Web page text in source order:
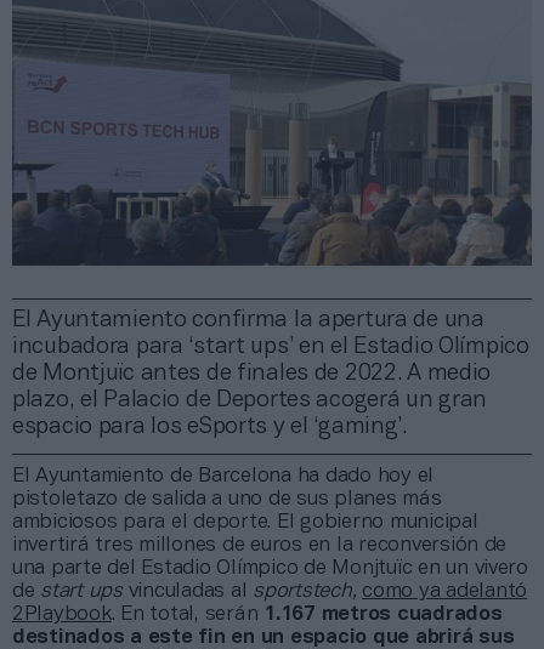
El Ayuntamiento confirma la apertura de una
incubadora para ‘start ups’ en el Estadio Olímpico
de Montjuïc antes de finales de 2022. A medio
plazo, el Palacio de Deportes acogerá un gran
espacio para los eSports y el ‘gaming’.
El Ayuntamiento de Barcelona ha dado hoy el
pistoletazo de salida a uno de sus planes más
ambiciosos para el deporte. El gobierno municipal
invertirá tres millones de euros en la reconversión de
una parte del Estadio Olímpico de Monjtuïc en un vivero
de start upsvinculadas al sportstech, como ya adelantó
2Playbook. En total, serán 1.167 metros cuadrados
destinados a este fin en un espacio que abrirá sus